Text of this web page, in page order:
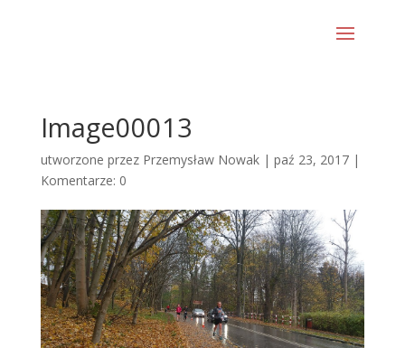
Image00013
utworzone przez Przemysław Nowak| paź 23, 2017|
Komentarze: 0